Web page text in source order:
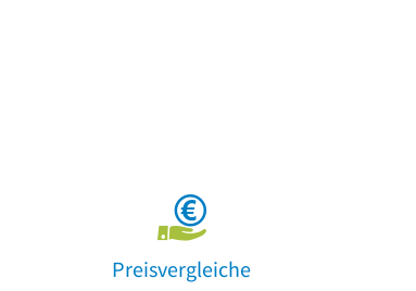
Preisvergleiche